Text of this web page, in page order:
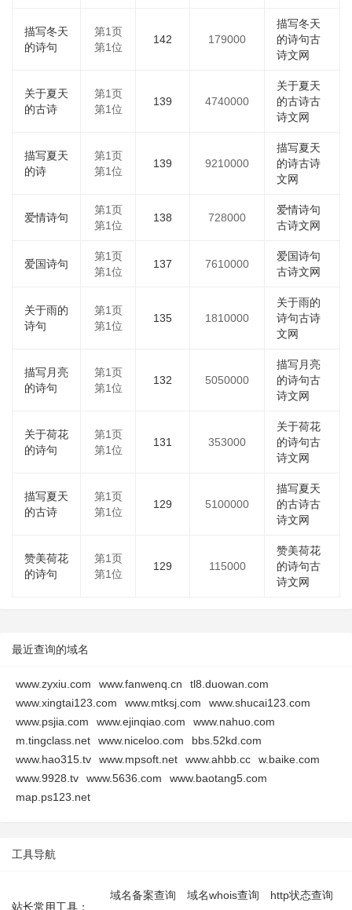
描写冬天
的诗句
第1页
第1位
142 179000
描写冬天
的诗句古
诗文网
关于夏天
的古诗
第1页
第1位
139 4740000
关于夏天
的古诗古
诗文网
描写夏天
的诗
第1页
第1位
139 9210000
描写夏天
的诗古诗
文网
爱情诗句
第1页
第1位
138 728000
爱情诗句
古诗文网
爱国诗句
第1页
第1位
137 7610000
爱国诗句
古诗文网
关于雨的
诗句
第1页
第1位
135 1810000
关于雨的
诗句古诗
文网
描写月亮
的诗句
第1页
第1位
132 5050000
描写月亮
的诗句古
诗文网
关于荷花
的诗句
第1页
第1位
131 353000
关于荷花
的诗句古
诗文网
描写夏天
的古诗
第1页
第1位
129 5100000
描写夏天
的古诗古
诗文网
赞美荷花
的诗句
第1页
第1位
129 115000
赞美荷花
的诗句古
诗文网
最近查询的域名
www.zyxiu.com www.fanwenq.cn
tl8.duowan.com
www.xingtai123.com
www.mtksj.com
www.shucai123.com
www.psjia.com
www.ejinqiao.com
www.nahuo.com
m.tingclass.net
www.niceloo.com
bbs.52kd.com
www.hao315.tv
www.mpsoft.net www.ahbb.cc
w.baike.com
www.9928.tv
www.5636.com
www.baotang5.com
map.ps123.net
工具导航
站长常用工具：
域名备案查询 域名whois查询 http状态查询